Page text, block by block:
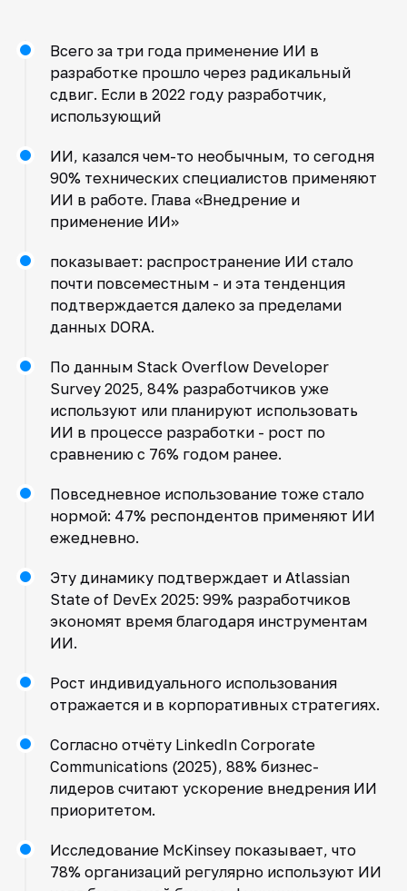
Всего за три года применение ИИ в
разработке прошло через радикальный
сдвиг. Если в 2022 году разработчик,
использующий
ИИ, казался чем-то необычным, то сегодня
90% технических специалистов применяют
ИИ в работе. Глава «Внедрение и
применение ИИ»
показывает: распространение ИИ стало
почти повсеместным - и эта тенденция
подтверждается далеко за пределами
данных DORA.
По данным Stack Overflow Developer
Survey 2025, 84% разработчиков уже
используют или планируют использовать
ИИ в процессе разработки - рост по
сравнению с 76% годом ранее.
Повседневное использование тоже стало
нормой: 47% респондентов применяют ИИ
ежедневно.
Эту динамику подтверждает и Atlassian
State of DevEx 2025: 99% разработчиков
экономят время благодаря инструментам
ИИ.
Рост индивидуального использования
отражается и в корпоративных стратегиях.
Согласно отчёту LinkedIn Corporate
Communications (2025), 88% бизнес-
лидеров считают ускорение внедрения ИИ
приоритетом.
Исследование McKinsey показывает, что
78% организаций регулярно используют ИИ